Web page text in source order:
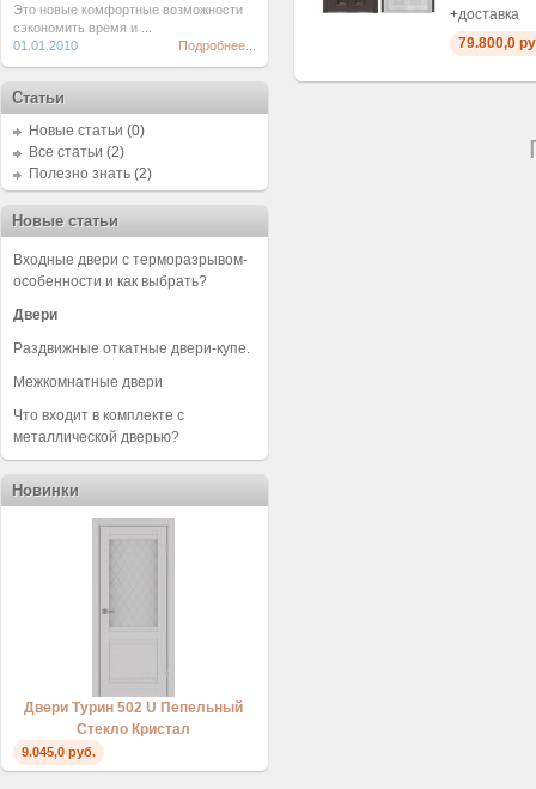
+доставка
79.800,0
Это новые комфортные возможности
сэкономить время и ...
01.01.2010
Подробнее...
Статьи
Новые статьи (0)
Все статьи (2)
Полезно знать (2)
Новые статьи
Входные двери с терморазрывом-
особенности и как выбрать?
Двери
Раздвижные откатные двери-купе.
Межкомнатные двери
Что входит в комплекте с
металлической дверью?
Новинки
Двери Турин 502 U Пепельный
Стекло Кристал
9.045,0 руб.